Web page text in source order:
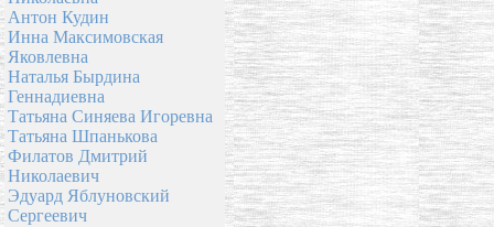
Антон Кудин
Инна Максимовская
Яковлевна
Наталья Бырдина
Геннадиевна
Татьяна Синяева Игоревна
Татьяна Шпанькова
Филатов Дмитрий
Николаевич
Эдуард Яблуновский
Сергеевич